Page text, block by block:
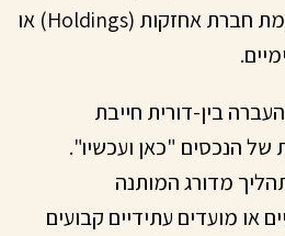
המהלך היא באמצעות הקמת חברת אחזקות (Holdings) או
בין-דורית חייבת
של הנכסים "כאן ועכשיו".
מדורג המותנה
או מועדים עתידיים קבועים